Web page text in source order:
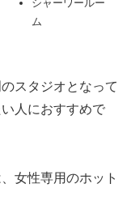
シャーワールー
ム
スタジオとなって
人におすすめで
女性専用のホット